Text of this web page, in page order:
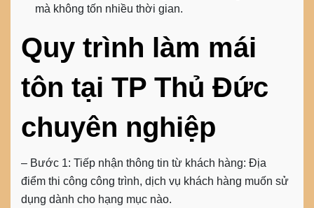
mà không tốn nhiều thời gian.
Quy trình làm mái
tôn tại TP Thủ Đức
chuyên nghiệp
– Bước 1: Tiếp nhận thông tin từ khách hàng: Địa
điểm thi công công trình, dịch vụ khách hàng muốn sử
dụng dành cho hạng mục nào.